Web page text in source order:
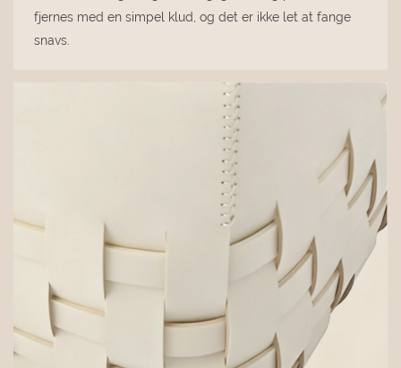
fjernes med en simpel klud, og det er ikke let at fange
snavs.